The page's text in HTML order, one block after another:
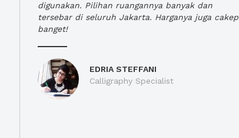
digunakan. Pilihan ruangannya banyak dan
tersebar di seluruh Jakarta. Harganya juga cakep
banget!
EDRIA STEFFANI
Calligraphy Specialist